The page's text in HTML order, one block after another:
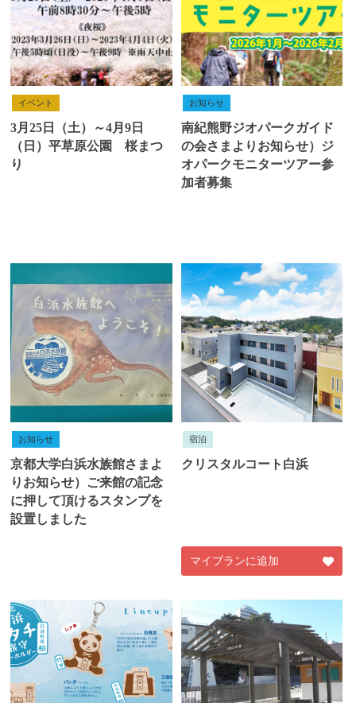
イベント
3月25日（土）～4月9日
（日）平草原公園 桜まつ
り
お知らせ
南紀熊野ジオパークガイド
の会さまよりお知らせ）ジ
オパークモニターツアー参
加者募集
お知らせ
京都大学白浜水族館さまよ
りお知らせ）ご来館の記念
に押して頂けるスタンプを
設置しました
宿泊
クリスタルコート白浜
マイプランに追加